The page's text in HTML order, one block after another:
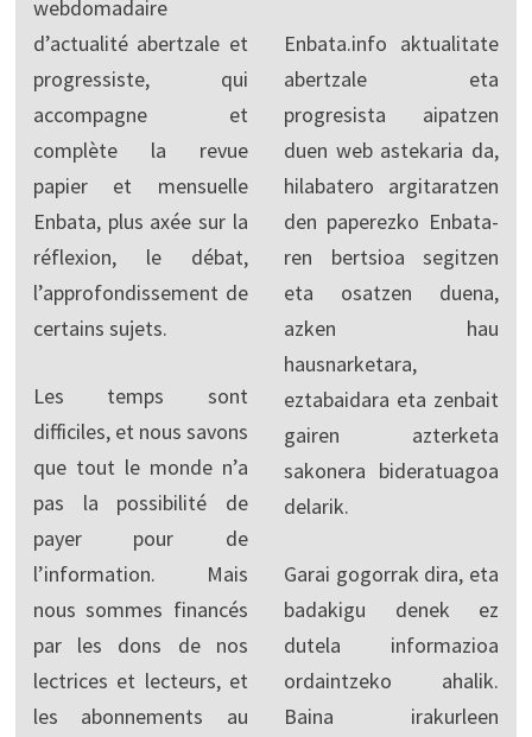
webdomadaire
d’actualité abertzale et
progressiste, qui
accompagne et
complète la revue
papier et mensuelle
Enbata, plus axée sur la
réflexion, le débat,
l’approfondissement de
certains sujets.
Les temps sont
difficiles, et nous savons
que tout le monde n’a
pas la possibilité de
payer pour de
l’information. Mais
nous sommes financés
par les dons de nos
lectrices et lecteurs, et
les abonnements au
Enbata.info aktualitate
abertzale eta
progresista aipatzen
duen web astekaria da,
hilabatero argitaratzen
den paperezko Enbata-
ren bertsioa segitzen
eta osatzen duena,
azken hau
hausnarketara,
eztabaidara eta zenbait
gairen azterketa
sakonera bideratuagoa
delarik.
Garai gogorrak dira, eta
badakigu denek ez
dutela informazioa
ordaintzeko ahalik.
Baina irakurleen